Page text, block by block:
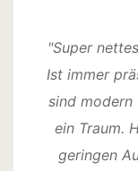
"Super
Ist immer
sind modern
ein Traum.
geringen